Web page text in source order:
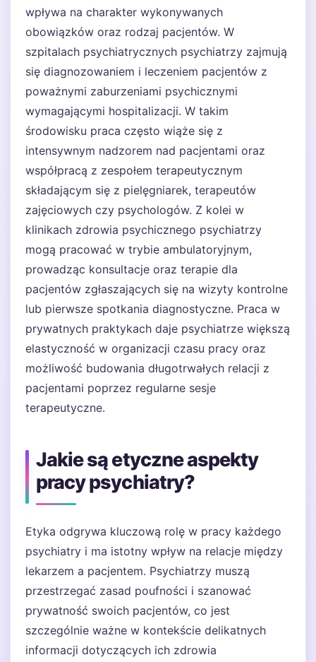
wpływa na charakter wykonywanych
obowiązków oraz rodzaj pacjentów. W
szpitalach psychiatrycznych psychiatrzy zajmują
się diagnozowaniem i leczeniem pacjentów z
poważnymi zaburzeniami psychicznymi
wymagającymi hospitalizacji. W takim
środowisku praca często wiąże się z
intensywnym nadzorem nad pacjentami oraz
współpracą z zespołem terapeutycznym
składającym się z pielęgniarek, terapeutów
zajęciowych czy psychologów. Z kolei w
klinikach zdrowia psychicznego psychiatrzy
mogą pracować w trybie ambulatoryjnym,
prowadząc konsultacje oraz terapie dla
pacjentów zgłaszających się na wizyty kontrolne
lub pierwsze spotkania diagnostyczne. Praca w
prywatnych praktykach daje psychiatrze większą
elastyczność w organizacji czasu pracy oraz
możliwość budowania długotrwałych relacji z
pacjentami poprzez regularne sesje
terapeutyczne.
Jakie są etyczne aspekty
pracy psychiatry?
Etyka odgrywa kluczową rolę w pracy każdego
psychiatry i ma istotny wpływ na relacje między
lekarzem a pacjentem. Psychiatrzy muszą
przestrzegać zasad poufności i szanować
prywatność swoich pacjentów, co jest
szczególnie ważne w kontekście delikatnych
informacji dotyczących ich zdrowia